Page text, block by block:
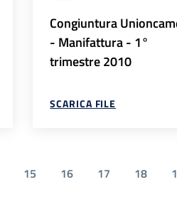
Congiuntura
- Manifattura - 1°
trimestre 2010
SCARICA FILE
15 16 17 18